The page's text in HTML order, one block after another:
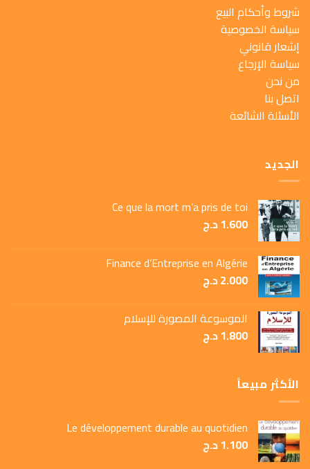
شروط وأحكام البيع
سياسة الخصوصية
إشعار قانوني
سياسة الإرجاع
من نحن
اتصل بنا
الأسئلة الشائعة
الجديد
Ce que la mort m’a pris de toi
1.600د.ج
Finance d’Entreprise en Algérie
2.000د.ج
الموسوعة المصورة للإسلام
1.800د.ج
الأكثر مبيعاً
Le développement durable au quotidien
1.100د.ج